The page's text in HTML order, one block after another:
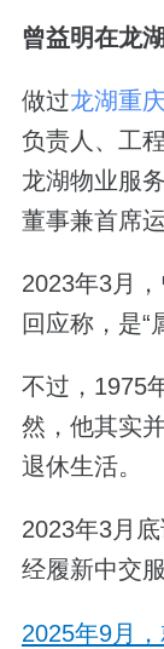
曾益明在龙
做过龙湖重
负责人、工
龙湖物业服
董事兼首席
2023年3月
回应称，是“
不过，1975
然，他其实
退休生活。
2023年3月
经履新中交
2025年9月